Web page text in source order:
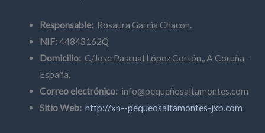
Responsable:Rosaura Garcia Chacon.
NIF:44843162Q
Domicilio:C/Jose Pascual López Cortón,, A Coruña -
España.
Correo electrónico:info@pequeñosaltamontes.com
Sitio Web: http://xn--pequeosaltamontes-jxb.com